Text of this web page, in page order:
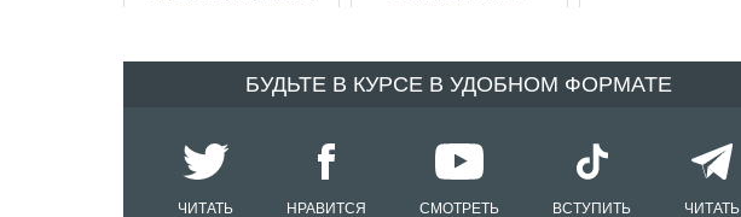
БУДЬТЕ В КУРСЕ В УДОБНОМ ФОРМАТЕ
ЧИТАТЬ НРАВИТСЯ СМОТРЕТЬ ВСТУПИТЬ ЧИТАТЬ